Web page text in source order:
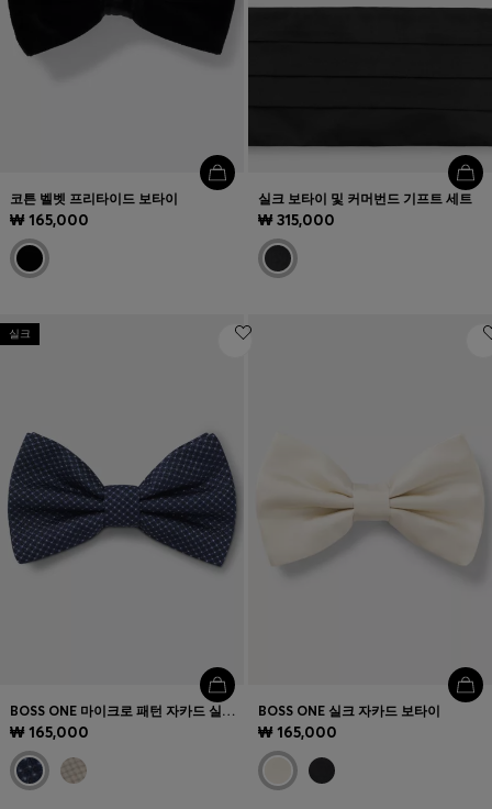
코튼 벨벳 프리타이드 보타이
₩ 165,000
실크 보타이 및 커머번드 기프트 세트
₩ 315,000
실크
BOSS ONE 마이크로 패턴 자카드 실크 보타이
₩ 165,000
BOSS ONE 실크 자카드 보타이
₩ 165,000